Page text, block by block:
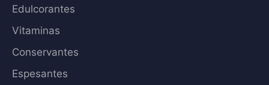
Edulcorantes
Vitaminas
Conservantes
Espesantes